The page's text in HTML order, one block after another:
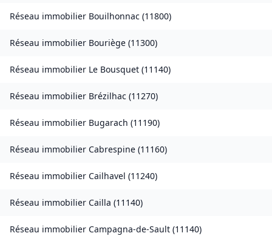
Réseau immobilier Bouilhonnac (11800)
Réseau immobilier Bouriège (11300)
Réseau immobilier Le Bousquet (11140)
Réseau immobilier Brézilhac (11270)
Réseau immobilier Bugarach (11190)
Réseau immobilier Cabrespine (11160)
Réseau immobilier Cailhavel (11240)
Réseau immobilier Cailla (11140)
Réseau immobilier Campagna-de-Sault (11140)